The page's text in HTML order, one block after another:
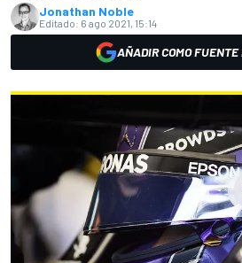
Jonathan Noble
Editado: 6 ago 2021, 15:14
AÑADIR COMO